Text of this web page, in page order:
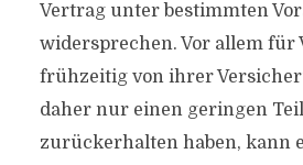
Vertrag unter bestimmten
widersprechen. Vor allem für
frühzeitig von ihrer
daher nur einen geringen
zurückerhalten haben, kann